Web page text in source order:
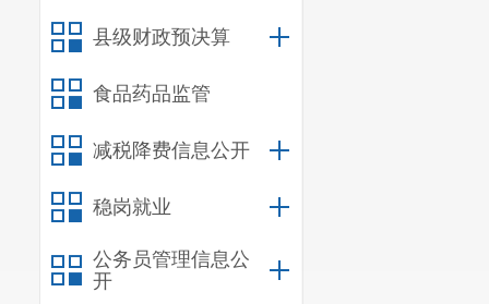
县级财政预决算
食品药品监管
减税降费信息公开
稳岗就业
公务员管理信息公
开